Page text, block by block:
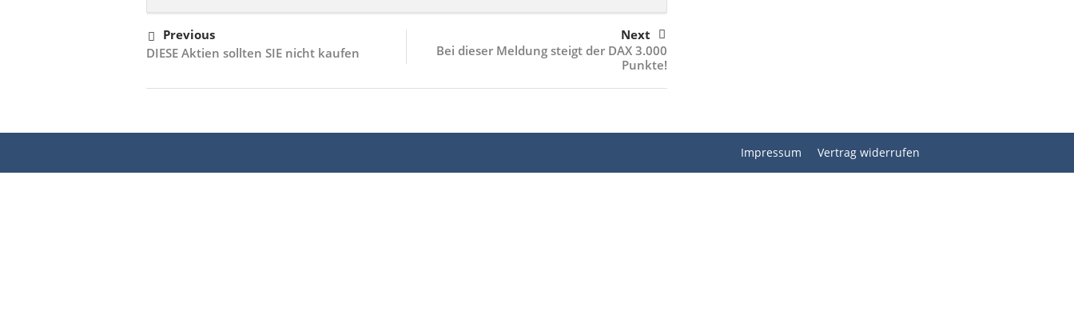
Previous
DIESE Aktien sollten SIE nicht kaufen
Next
Bei dieser Meldung steigt der DAX 3.000
Punkte!
Impressum Vertrag widerrufen